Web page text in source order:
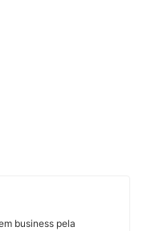
business pela